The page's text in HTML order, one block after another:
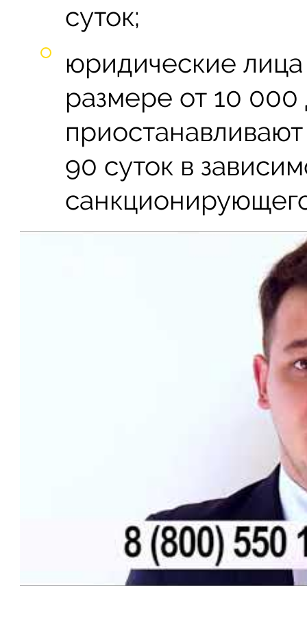
суток;
юридические
размере от 10
90 суток в